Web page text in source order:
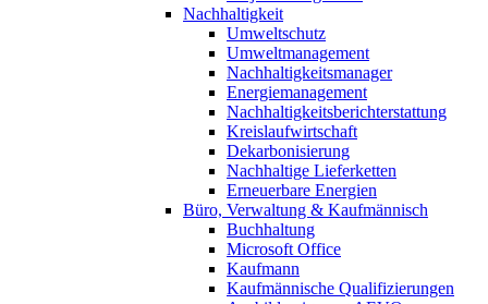
Nachhaltigkeit
Umweltschutz
Umweltmanagement
Nachhaltigkeitsmanager
Energiemanagement
Nachhaltigkeitsberichterstattung
Kreislaufwirtschaft
Dekarbonisierung
Nachhaltige Lieferketten
Erneuerbare Energien
Büro, Verwaltung & Kaufmännisch
Buchhaltung
Microsoft Office
Kaufmann
Kaufmännische Qualifizierungen